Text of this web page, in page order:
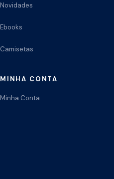
Novidades
Ebooks
Camisetas
MINHA CONTA
Minha Conta